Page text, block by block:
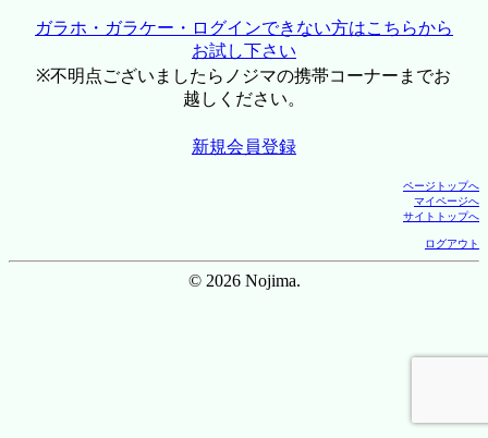
ガラホ・ガラケー・ログインできない方はこちらから
お試し下さい
※不明点ございましたらノジマの携帯コーナーまでお
越しください。
新規会員登録
ページトップへ
マイページへ
サイトトップへ
ログアウト
© 2026 Nojima.